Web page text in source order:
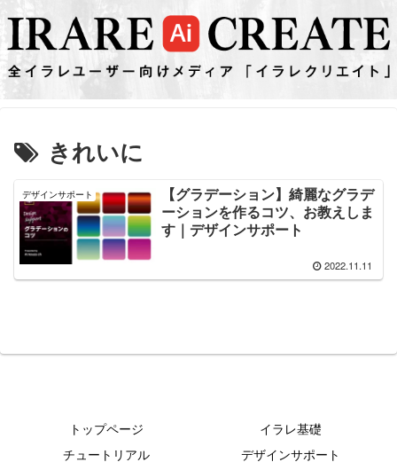
きれいに
デザインサポート
【グラデーション】綺麗なグラデ
ーションを作るコツ、お教えしま
す｜デザインサポート
2022.11.11
トップページ
イラレ基礎
チュートリアル
デザインサポート